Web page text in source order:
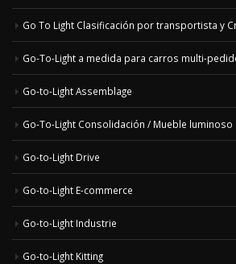
Go To Light Clasificación por transportista y
Go-To-Light a medida para carros multi-
Go-to-Light Assemblage
Go-To-Light Consolidación / Mueble luminoso
Go-to-Light Drive
Go-to-Light E-commerce
Go-to-Light Industrie
Go-to-Light Kitting